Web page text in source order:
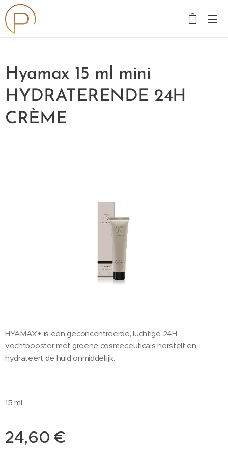
Hyamax 15 ml mini
HYDRATERENDE 24H
CRÈME
HYAMAX+ is een geconcentreerde, luchtige 24H
vochtbooster met groene cosmeceuticals herstelt en
hydrateert de huid onmiddellijk.
15 ml
24,60 €